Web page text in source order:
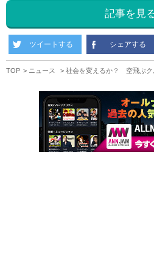
記事を見
ツイートする シェアする
TOP ニュース 社会を変えるか？ 空飛ぶク